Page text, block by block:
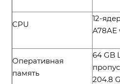
CPU
12-
A78AE
Оперативная
память
64 GB
204.8